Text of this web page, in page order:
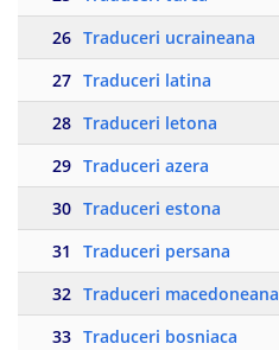
26 Traduceri ucraineana
27 Traduceri latina
28 Traduceri letona
29 Traduceri azera
30 Traduceri estona
31
Traduceri persana
32 Traduceri macedoneana
33 Traduceri bosniaca